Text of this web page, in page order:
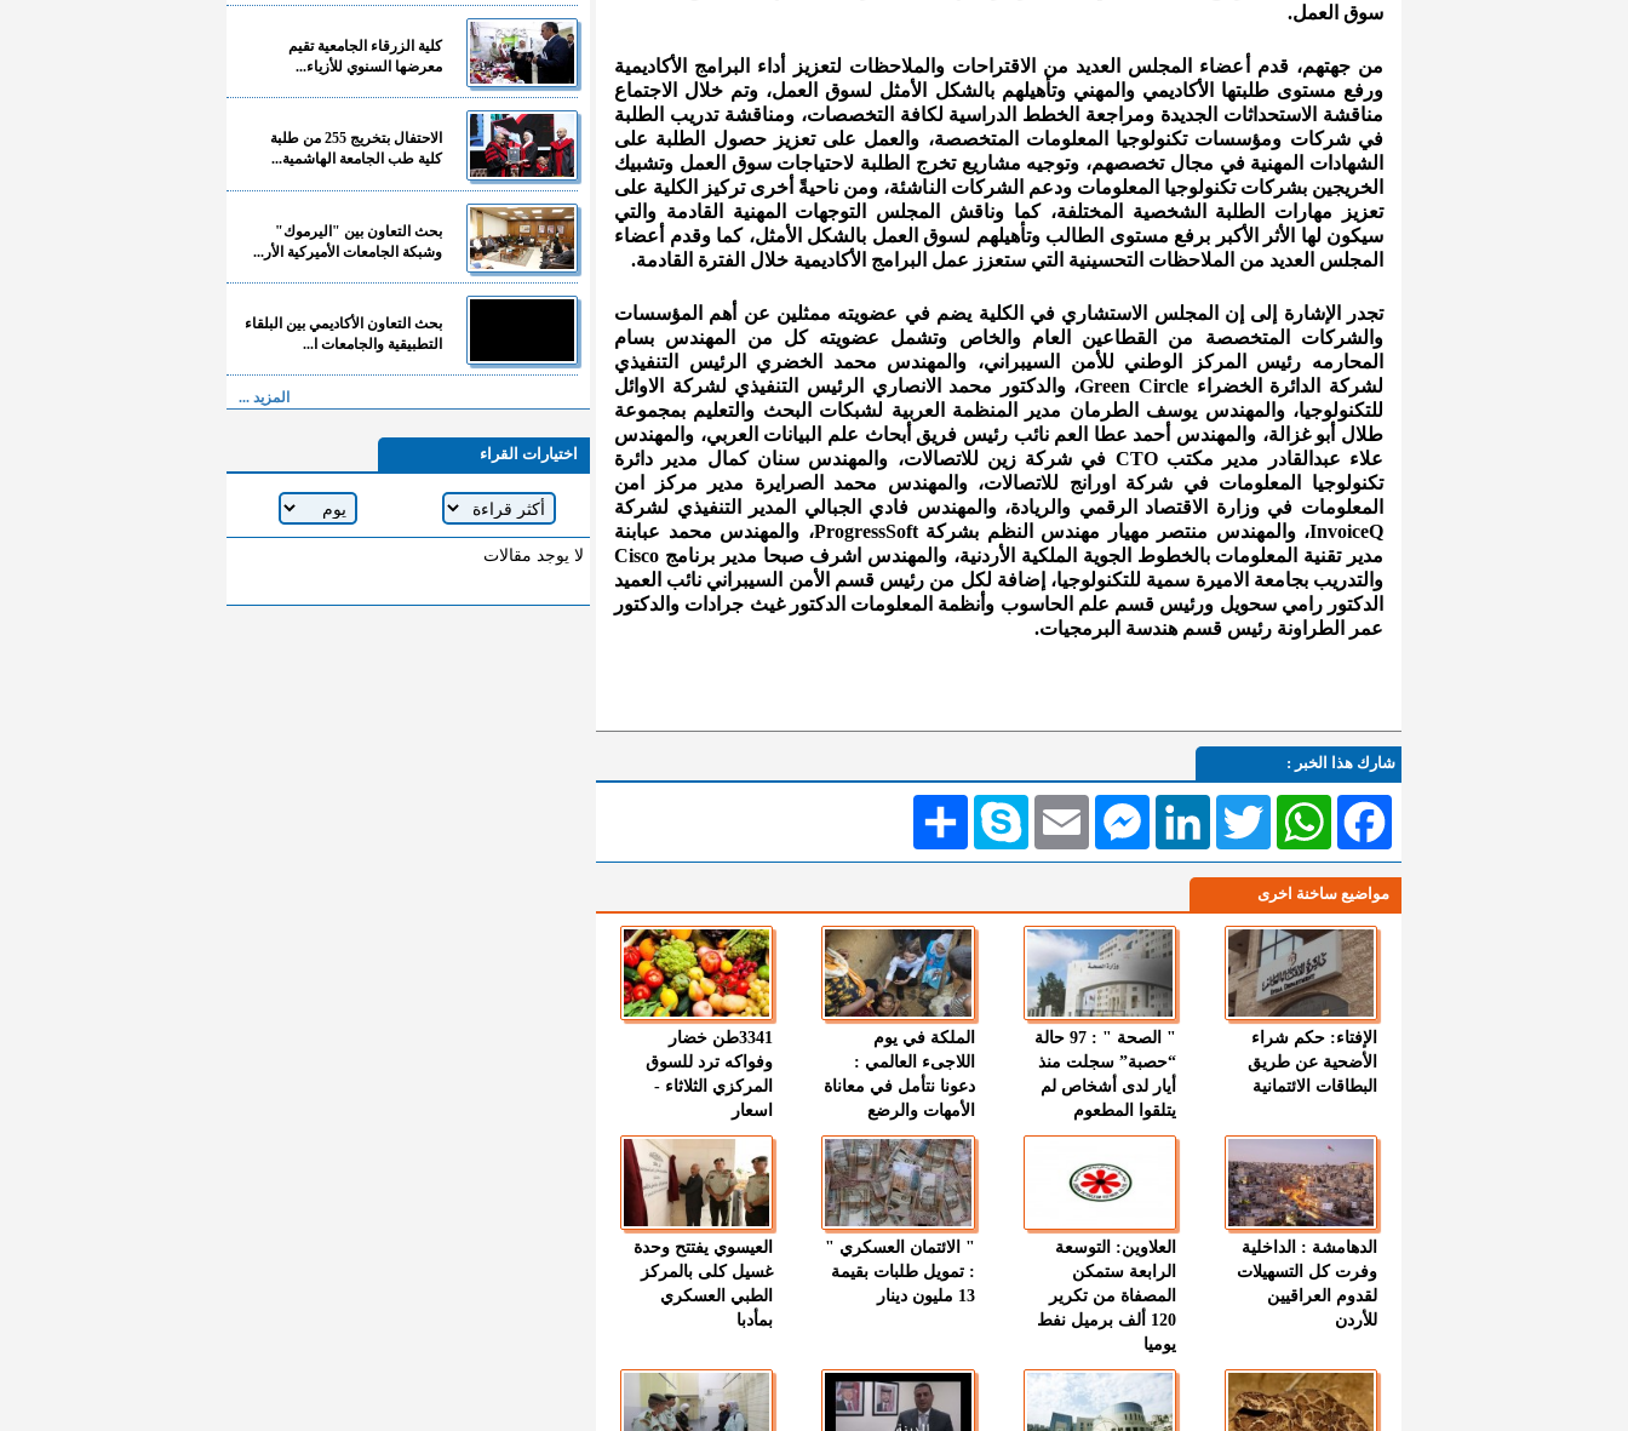
سوق العمل.
من جهتهم، قدم أعضاء المجلس العديد من الاقتراحات والملاحظات لتعزيز أداء البرامج الأكاديمية
ورفع مستوى طلبتها الأكاديمي والمهني وتأهيلهم بالشكل الأمثل لسوق العمل، وتم خلال الاجتماع
مناقشة الاستحداثات الجديدة ومراجعة الخطط الدراسية لكافة التخصصات، ومناقشة تدريب الطلبة
في شركات ومؤسسات تكنولوجيا المعلومات المتخصصة، والعمل على تعزيز حصول الطلبة على
الشهادات المهنية في مجال تخصصهم، وتوجيه مشاريع تخرج الطلبة لاحتياجات سوق العمل وتشبيك
الخريجين بشركات تكنولوجيا المعلومات ودعم الشركات الناشئة، ومن ناحيةً أخرى تركيز الكلية على
تعزيز مهارات الطلبة الشخصية المختلفة، كما وناقش المجلس التوجهات المهنية القادمة والتي
سيكون لها الأثر الأكبر برفع مستوى الطالب وتأهيلهم لسوق العمل بالشكل الأمثل، كما وقدم أعضاء
المجلس العديد من الملاحظات التحسينية التي ستعزز عمل البرامج الأكاديمية خلال الفترة القادمة.
تجدر الإشارة إلى إن المجلس الاستشاري في الكلية يضم في عضويته ممثلين عن أهم المؤسسات
والشركات المتخصصة من القطاعين العام والخاص وتشمل عضويته كل من المهندس بسام
المحارمه رئيس المركز الوطني للأمن السيبراني، والمهندس محمد الخضري الرئيس التنفيذي
لشركة الدائرة الخضراء Green Circle، والدكتور محمد الانصاري الرئيس التنفيذي لشركة الاوائل
للتكنولوجيا، والمهندس يوسف الطرمان مدير المنظمة العربية لشبكات البحث والتعليم بمجموعة
طلال أبو غزالة، والمهندس أحمد عطا العم نائب رئيس فريق أبحاث علم البيانات العربي، والمهندس
علاء عبدالقادر مدير مكتب CTO في شركة زين للاتصالات، والمهندس سنان كمال مدير دائرة
تكنولوجيا المعلومات في شركة اورانج للاتصالات، والمهندس محمد الصرايرة مدير مركز امن
المعلومات في وزارة الاقتصاد الرقمي والريادة، والمهندس فادي الجبالي المدير التنفيذي لشركة
InvoiceQ، والمهندس منتصر مهيار مهندس النظم بشركة ProgressSoft، والمهندس محمد عبابنة
مدير تقنية المعلومات بالخطوط الجوية الملكية الأردنية، والمهندس اشرف صبحا مدير برنامج Cisco
والتدريب بجامعة الاميرة سمية للتكنولوجيا، إضافة لكل من رئيس قسم الأمن السيبراني نائب العميد
الدكتور رامي سحويل ورئيس قسم علم الحاسوب وأنظمة المعلومات الدكتور غيث جرادات والدكتور
عمر الطراونة رئيس قسم هندسة البرمجيات.
شارك هذا الخبر :
انشر Skype EmailMessengerLinkedIn TwitterWhatsAppFacebook
مواضيع ساخنة اخرى
الإفتاء: حكم شراء
الأضحية عن طريق
البطاقات الائتمانية
" الصحة " : 97 حالة
“حصبة” سجلت منذ
أيار لدى أشخاص لم
يتلقوا المطعوم
الملكة في يوم
اللاجىء العالمي :
دعونا نتأمل في معاناة
الأمهات والرضع
3341طن خضار
وفواكه ترد للسوق
المركزي الثلاثاء -
اسعار
الدهامشة : الداخلية
وفرت كل التسهيلات
لقدوم العراقيين
للأردن
العلاوين: التوسعة
الرابعة ستمكن
المصفاة من تكرير
120 ألف برميل نفط
يوميا
" الائتمان العسكري "
: تمويل طلبات بقيمة
13 مليون دينار
العيسوي يفتتح وحدة
غسيل كلى بالمركز
الطبي العسكري
بمأدبا
كلية الزرقاء الجامعية تقيم
معرضها السنوي للأزياء...
الاحتفال بتخريج 255 من طلبة
كلية طب الجامعة الهاشمية...
بحث التعاون بين "اليرموك"
وشبكة الجامعات الأميركية الأر...
بحث التعاون الأكاديمي بين البلقاء
التطبيقية والجامعات ا...
المزيد ...
اختيارات القراء
لا يوجد مقالات